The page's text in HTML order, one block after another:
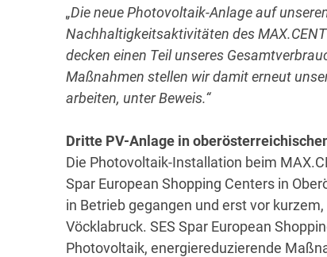
„Die neue Photovoltaik-Anlage auf
Nachhaltigkeitsaktivitäten des
decken einen Teil unseres
Maßnahmen stellen wir damit erneut
arbeiten, unter Beweis.“
Dritte PV-Anlage in
Die Photovoltaik-Installation beim
Spar European Shopping Centers in
in Betrieb gegangen und erst vor
Vöcklabruck. SES Spar European
Photovoltaik, energiereduzierende